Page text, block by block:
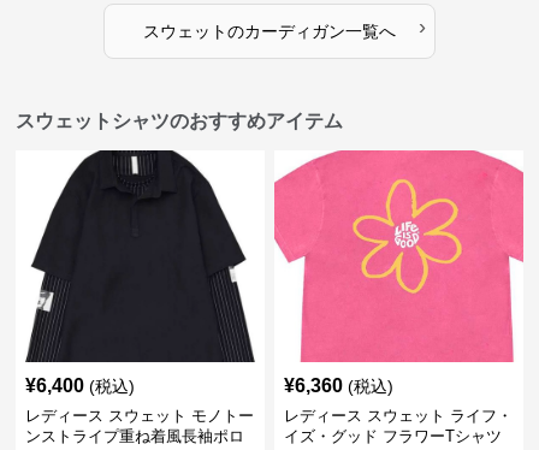
スウェットのカーディガン一覧へ ›
スウェットシャツのおすすめアイテム
¥6,400 (税込)
レディース スウェット モノトー
ンストライプ重ね着風長袖ポロ
¥6,360 (税込)
レディース スウェット ライフ・
イズ・グッド フラワーTシャツ